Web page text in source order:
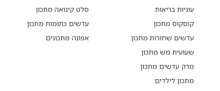
עוגיות בריאות
קוסקוס מתכון
עדשים שחורות מתכון
שעועית מש מתכון
מרק עדשים מתכון
מתכון לילדים
סלט קינואה מתכון
עדשים כתומות מתכון
אפונה מתכונים